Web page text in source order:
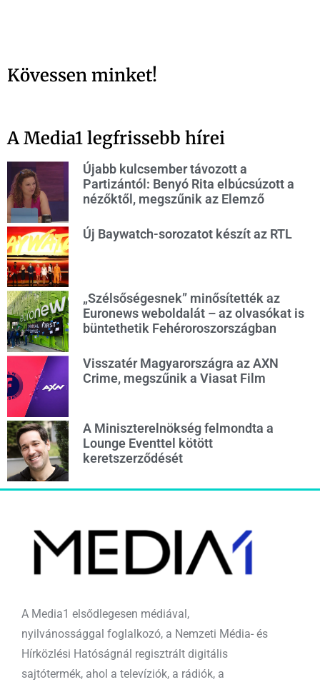
Kövessen minket!
A Media1 legfrissebb hírei
Újabb kulcsember távozott a
Partizántól: Benyó Rita elbúcsúzott a
nézőktől, megszűnik az Elemző
Új Baywatch-sorozatot készít az RTL
„Szélsőségesnek” minősítették az
Euronews weboldalát – az olvasókat is
büntethetik Fehéroroszországban
Visszatér Magyarországra az AXN
Crime, megszűnik a Viasat Film
A Miniszterelnökség felmondta a
Lounge Eventtel kötött
keretszerződését
A Media1 elsődlegesen médiával,
nyilvánossággal foglalkozó, a Nemzeti Média- és
Hírközlési Hatóságnál regisztrált digitális
sajtótermék, ahol a televíziók, a rádiók, a